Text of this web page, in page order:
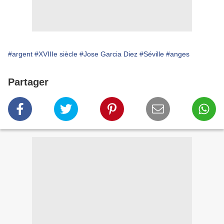
#argent #XVIIIe siècle #Jose Garcia Diez #Séville #anges
Partager